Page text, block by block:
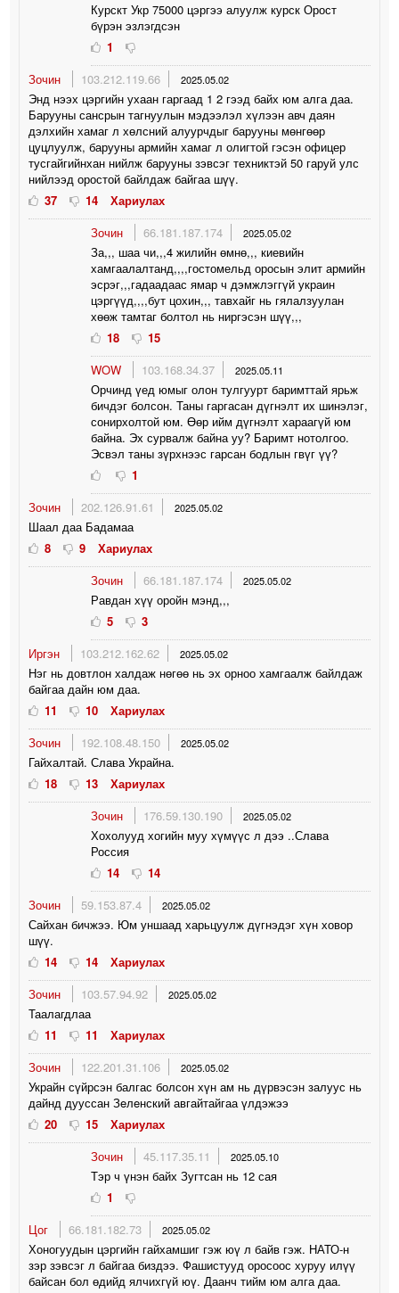
Курскт Укр 75000 цэргээ алуулж курск Орост
бүрэн эзлэгдсэн
1
Зочин
103.212.119.66 2025.05.02
Энд нээх цэргийн ухаан гаргаад 1 2 гээд байх юм алга даа.
Барууны сансрын тагнуулын мэдээлэл хүлээн авч даян
дэлхийн хамаг л хөлсний алуурчдыг барууны мөнгөөр
цуцлуулж, барууны армийн хамаг л олигтой гэсэн офицер
тусгайгийнхан нийлж барууны зэвсэг техниктэй 50 гаруй улс
нийлээд оростой байлдаж байгаа шүү.
37
14
Хариулах
Зочин
66.181.187.174 2025.05.02
За,,, шаа чи,,,4 жилийн өмнө,,, киевийн
хамгаалалтанд,,,,гостомельд оросын элит армийн
эсрэг,,,гадаадаас ямар ч дэмжлэггүй украин
цэргүүд,,,,бут цохин,,, тавхайг нь гялалзуулан
хөөж тамтаг болтол нь ниргэсэн шүү,,,
18
15
WOW
103.168.34.37 2025.05.11
Орчинд үед юмыг олон тулгуурт баримттай ярьж
бичдэг болсон. Таны гаргасан дүгнэлт их шинэлэг,
сонирхолтой юм. Өөр ийм дүгнэлт хараагүй юм
байна. Эх сурвалж байна уу? Баримт нотолгоо.
Эсвэл таны зүрхнээс гарсан бодлын гвүг үү?
1
Зочин
202.126.91.61 2025.05.02
Шаал даа Бадамаа
8
9
Хариулах
Зочин
66.181.187.174 2025.05.02
Равдан хүү оройн мэнд,,,
5
3
Иргэн
103.212.162.62 2025.05.02
Нэг нь довтлон халдаж нөгөө нь эх орноо хамгаалж байлдаж
байгаа дайн юм даа.
11
10
Хариулах
Зочин
192.108.48.150 2025.05.02
Гайхалтай. Слава Украйна.
18
13
Хариулах
Зочин
176.59.130.190 2025.05.02
Хохолууд хогийн муу хүмүүс л дээ ..Слава
Россия
14
14
Зочин
59.153.87.4 2025.05.02
Сайхан бичжээ. Юм уншаад харьцуулж дүгнэдэг хүн ховор
шүү.
14
14
Хариулах
Зочин
103.57.94.92 2025.05.02
Таалагдлаа
11
11
Хариулах
Зочин
122.201.31.106 2025.05.02
Украйн сүйрсэн балгас болсон хүн ам нь дүрвэсэн залуус нь
дайнд дууссан Зeлeнский авгайтайгаа үлдэжээ
20
15
Хариулах
Зочин
45.117.35.11 2025.05.10
Тэр ч үнэн байх Зугтсан нь 12 сая
1
Цог
66.181.182.73 2025.05.02
Хоногуудын цэргийн гайхамшиг гэж юү л байв гэж. НАТО-н
зэр зэвсэг л байгаа биздээ. Фашистууд оросоос хуруу илүү
байсан бол өдийд ялчихгүй юү. Даанч тийм юм алга даа.